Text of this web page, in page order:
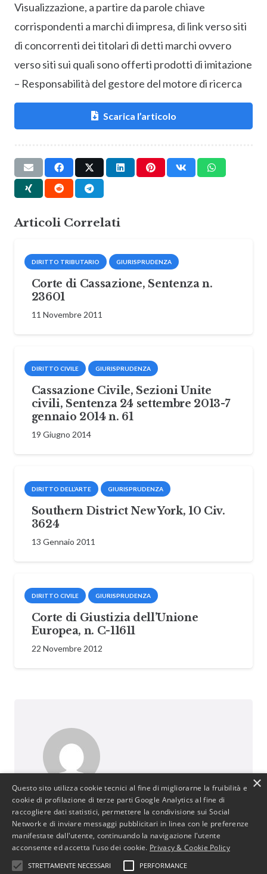
Visualizzazione, a partire da parole chiave
corrispondenti a marchi di impresa, di link verso siti
di concorrenti dei titolari di detti marchi ovvero
verso siti sui quali sono offerti prodotti di imitazione
– Responsabilità del gestore del motore di ricerca
Scarica l’articolo
Articoli Correlati
DIRITTO TRIBUTARIO GIURISPRUDENZA
Corte di Cassazione, Sentenza n.
23601
11 Novembre 2011
DIRITTO CIVILE GIURISPRUDENZA
Cassazione Civile, Sezioni Unite
civili, Sentenza 24 settembre 2013-7
gennaio 2014 n. 61
19 Giugno 2014
DIRITTO DELL’ARTE GIURISPRUDENZA
Southern District New York, 10 Civ.
3624
13 Gennaio 2011
DIRITTO CIVILE GIURISPRUDENZA
Corte di Giustizia dell’Unione
Europea, n. C-11611
22 Novembre 2012
BusinessJus
487 post
http://www.businessjus.com
Il mondo del Diritto cambia. È un mondo in
continua evoluzione poiché segue le
×
Questo sito utilizza cookie tecnici al fine di migliorarne la fruibilità e
cookie di profilazione di terze parti Google Analytics al fine di
raccogliere dati statistici, permettere la condivisione sui Social
Network e di inviare messaggi pubblicitari in linea con le preferenze
manifestate dall'utente, continuando la navigazione l'utente
acconsente ed accetta l'uso dei cookie. Privacy & Cookie Policy
STRETTAMENTE NECESSARI PERFORMANCE